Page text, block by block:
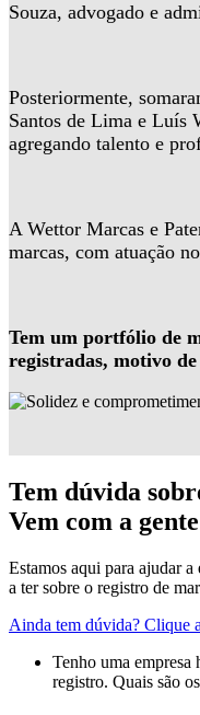
Souza, advogado e
Posteriormente,
Santos de Lima e Luís
agregando talento e
A Wettor Marcas e
marcas, com atuação
Tem um portfólio de
registradas, motivo
Tem dúvida
Vem com a
Estamos aqui para ajudar
a ter sobre o registro de
Ainda tem dúvida? Clique
Tenho uma empresa
registro. Quais são